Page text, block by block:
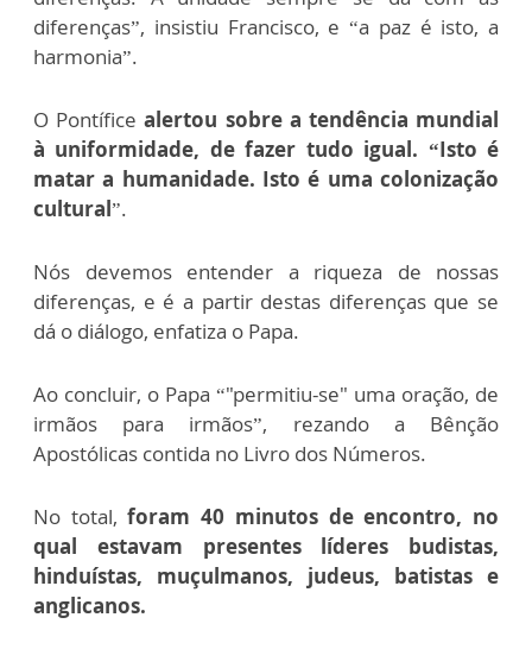
diferenças”, insistiu Francisco, e “a paz é isto, a
harmonia”.
O Pontíficealertou sobre a tendência mundial
à uniformidade, de fazer tudo igual. “Isto é
matar a humanidade. Isto é uma colonização
cultural”.
Nós devemos entender a riqueza de nossas
diferenças, e é a partir destas diferenças que se
dá o diálogo, enfatiza o Papa.
Ao concluir, o Papa “"permitiu-se" uma oração, de
irmãos para irmãos”, rezando a Bênção
Apostólicas contida no Livro dos Números.
No total,foram 40 minutos de encontro, no
qual estavam presentes líderes budistas,
hinduístas, muçulmanos, judeus, batistas e
anglicanos.